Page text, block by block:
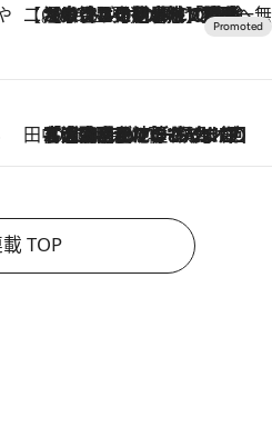
【CREA×星野リゾート】唯一無二。癒しと発見が待つ場所へ
2026.8.7
【トンボの足水浴】ヒノキの香りに包まれて涼感マックス！約13℃の湧水かけ流しを避暑地「星野温泉 トンボの湯」で体験
田中稲の勝手に再ブーム
2026.8.7
「湘南乃風に憧れて」観客大盛上がりの“タオル回し”に、ラッパー顔負けの高速歌唱まで…さだまさし（74）のアグレッシブすぎる現在地
TOP